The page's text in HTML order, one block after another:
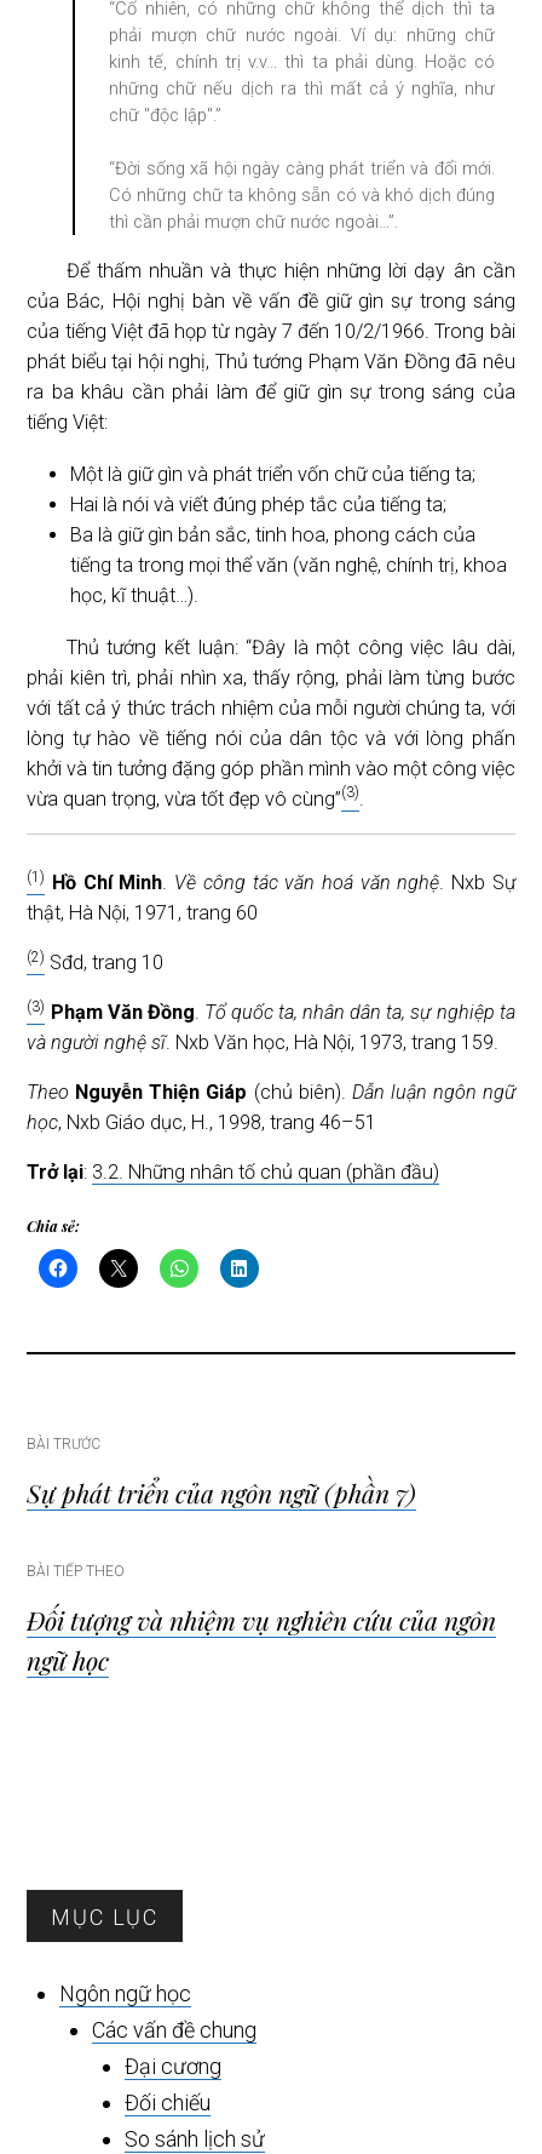
“Cố nhiên, có những chữ không thể dịch thì ta
phải mượn chữ nước ngoài. Ví dụ: những chữ
kinh tế, chính trị v.v… thì ta phải dùng. Hoặc có
những chữ nếu dịch ra thì mất cả ý nghĩa, như
chữ "độc lập".”
“Đời sống xã hội ngày càng phát triển và đổi mới.
Có những chữ ta không sẵn có và khó dịch đúng
thì cần phải mượn chữ nước ngoài…”.
Để thấm nhuần và thực hiện những lời dạy ân cần
của Bác, Hội nghị bàn về vấn đề giữ gìn sự trong sáng
của tiếng Việt đã họp từ ngày 7 đến 10/2/1966. Trong bài
phát biểu tại hội nghị, Thủ tướng Phạm Văn Đồng đã nêu
ra ba khâu cần phải làm để giữ gìn sự trong sáng của
tiếng Việt:
Một là giữ gìn và phát triển vốn chữ của tiếng ta;
Hai là nói và viết đúng phép tắc của tiếng ta;
Ba là giữ gìn bản sắc, tinh hoa, phong cách của
tiếng ta trong mọi thể văn (văn nghệ, chính trị, khoa
học, kĩ thuật…).
Thủ tướng kết luận: “Đây là một công việc lâu dài,
phải kiên trì, phải nhìn xa, thấy rộng, phải làm từng bước
với tất cả ý thức trách nhiệm của mỗi người chúng ta, với
lòng tự hào về tiếng nói của dân tộc và với lòng phấn
khởi và tin tưởng đặng góp phần mình vào một công việc
vừa quan trọng, vừa tốt đẹp vô cùng”(3)
(1) Hồ Chí Minh Về công tác văn hoá văn nghệ . Nxb Sự
thật, Hà Nội, 1971, trang 60
(2) Sđd, trang 10
(3) Phạm Văn Đồng. Tổ quốc ta, nhân dân ta, sự nghiệp ta
và người nghệ sĩ. Nxb Văn học, Hà Nội, 1973, trang 159.
Theo Nguyễn Thiện Giáp (chủ biên). Dẫn luận ngôn ngữ
học, Nxb Giáo dục, H., 1998, trang 46–51
Trở lại: 3.2. Những nhân tố chủ quan (phần đầu)
Chia sẻ:
Điều
hướng
bài
viết
BÀI TRƯỚC
Sự phát triển của ngôn ngữ (phần 7)
BÀI TIẾP THEO
Đối tượng và nhiệm vụ nghiên cứu của ngôn
ngữ học
Sidebar
chính
MỤC LỤC
Ngôn ngữ học
Các vấn đề chung
Đại cương
Đối chiếu
So sánh lịch sử